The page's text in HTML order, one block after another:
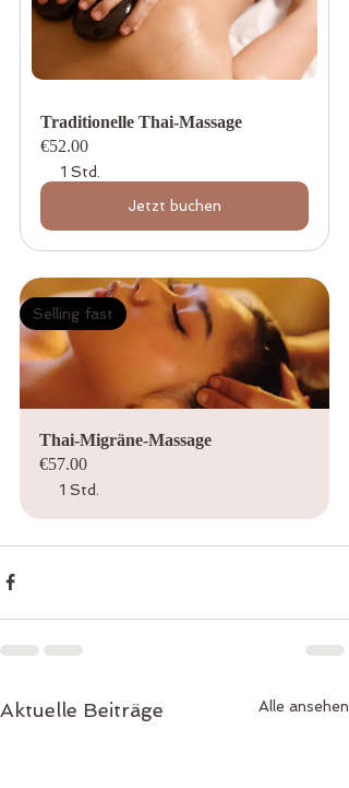
Traditionelle Thai-Massage
€52.00
1 Std.
Jetzt buchen
Selling fast
Thai-Migräne-Massage
€57.00
1 Std.
Aktuelle Beiträge Alle ansehen